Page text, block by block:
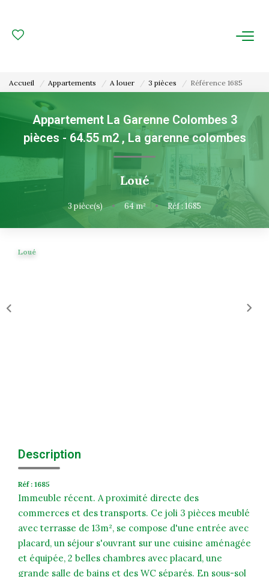
FAIRE GÉRER
Gestion Locative
Gestion De Copropriété
NOUS CONNAITRE
Extranet Syndic Et Gestion Locative
Accueil Appartements A louer 3 pièces Référence 1685
Appartement La Garenne Colombes 3
pièces - 64.55 m2 , La garenne colombes
Loué
3pièce(s) • 64m² • Réf : 1685
Loué
Description
Réf : 1685
Immeuble récent. A proximité directe des
commerces et des transports. Ce joli 3 pièces meublé
avec terrasse de 13m², se compose d'une entrée avec
placard, un séjour s'ouvrant sur une cuisine aménagée
et équipée, 2 belles chambres avec placard, une
grande salle de bains et des WC séparés. En sous-sol